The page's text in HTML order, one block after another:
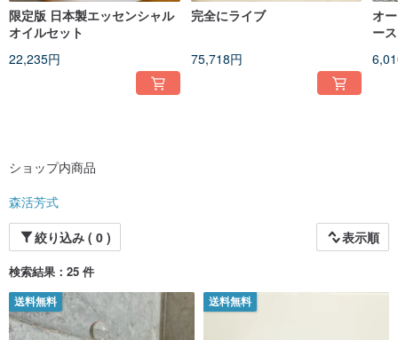
限定版 日本製エッセンシャル
オイルセット
22,235円
完全にライブ
75,718円
オ
ー
ショップ内商品
森活芳式
絞り込み ( 0 )
表示順
検索結果：25 件
送料無料 送料無料